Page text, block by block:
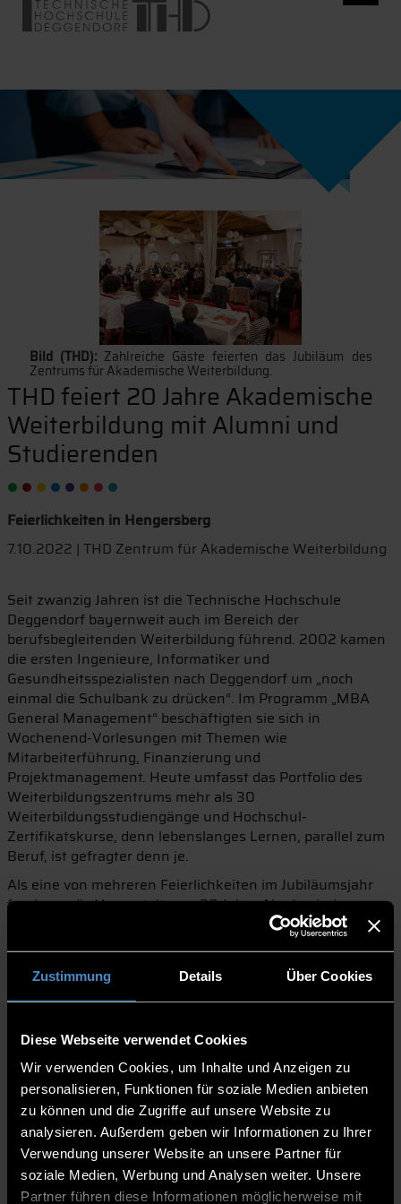
Zustimmung Details Über Cookies
Diese Webseite verwendet Cookies
Wir verwenden Cookies, um Inhalte und Anzeigen zu
personalisieren, Funktionen für soziale Medien anbieten
zu können und die Zugriffe auf unsere Website zu
analysieren. Außerdem geben wir Informationen zu Ihrer
Verwendung unserer Website an unsere Partner für
soziale Medien, Werbung und Analysen weiter. Unsere
Partner führen diese Informationen möglicherweise mit
Bild (THD): Zahlreiche Gäste feierten das Jubiläum des
Zentrums für Akademische Weiterbildung.
THD feiert 20 Jahre Akademische
Weiterbildung mit Alumni und
Studierenden
Feierlichkeiten in Hengersberg
7.10.2022 | THD Zentrum für Akademische Weiterbildung
Seit zwanzig Jahren ist die Technische Hochschule
Deggendorf bayernweit auch im Bereich der
berufsbegleitenden Weiterbildung führend. 2002 kamen
die ersten Ingenieure, Informatiker und
Gesundheitsspezialisten nach Deggendorf um „noch
einmal die Schulbank zu drücken“. Im Programm „MBA
General Management“ beschäftigten sie sich in
Wochenend-Vorlesungen mit Themen wie
Mitarbeiterführung, Finanzierung und
Projektmanagement. Heute umfasst das Portfolio des
Weiterbildungszentrums mehr als 30
Weiterbildungsstudiengänge und Hochschul-
Zertifikatskurse, denn lebenslanges Lernen, parallel zum
Beruf, ist gefragter denn je.
Als eine von mehreren Feierlichkeiten im Jubiläumsjahr
fand nun die Veranstaltung „20 Jahre Akademische
Weiterbildung an der THD“ statt. Zahlreiche Gäste folgten
der Einladung ins urige Nothaft-Gewölbe nach
Hengersberg, darunter zahlreiche Absolvent:innen und
aktuell Studierende aus nah und fern, zum Beispiel aus
Deggendorf und Umgebung, aber auch aus anderen
Brandenburg. Einer der Gäste ist Absolvent Christian
Fenzl. Sein Ausbildungsweg steht exemplarisch für so
viele Teilnehmer:innen, die sich im Laufe ihres
Berufslebens für eine akademische Weiterbildung
entscheiden. Fenzl machte zunächst eine Ausbildung am
Bezirkskrankenhaus Mainkofen, danach absolvierte er
das Abitur und später ein Diplomstudium. Als Aufgaben
und Verantwortungsbereiche im Beruf immer weiter